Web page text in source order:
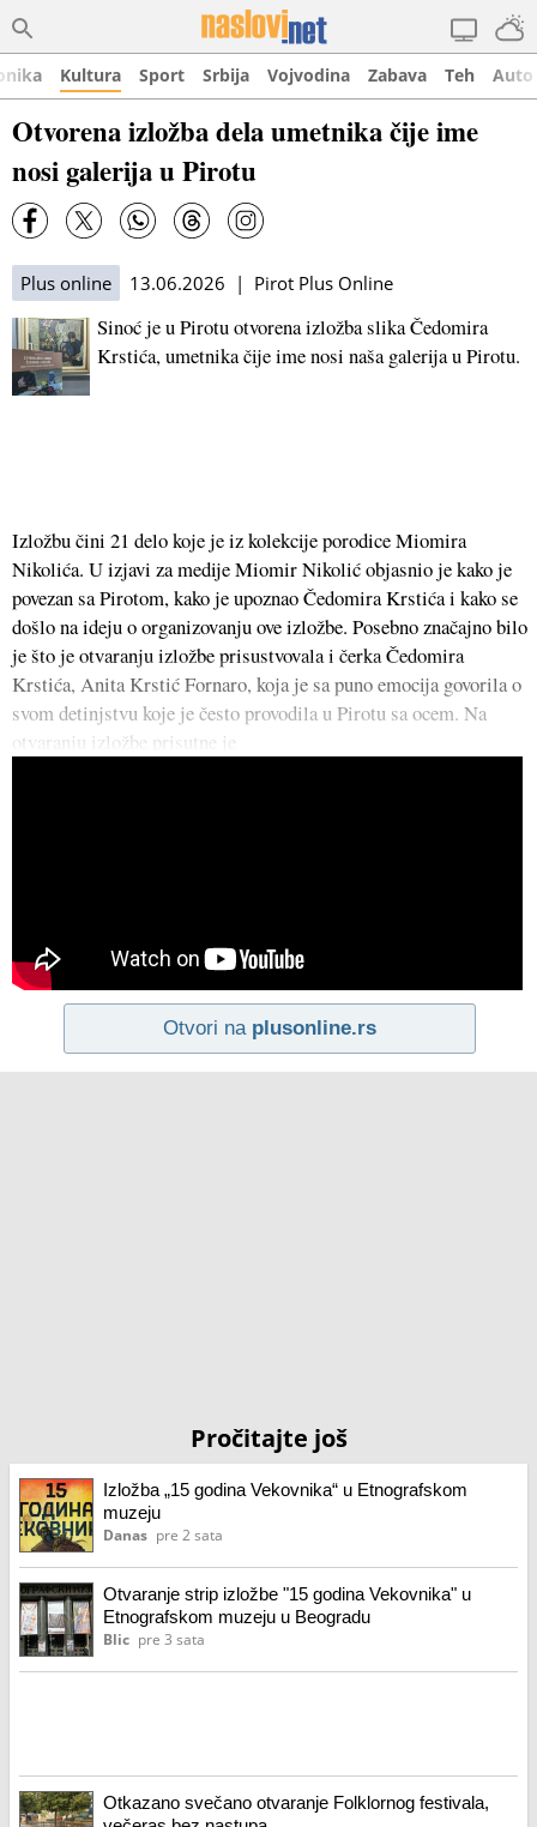
Kultura Sport Srbija Vojvodina Zabava Teh Auto
Otvorena izložba dela umetnika čije ime
nosi galerija u Pirotu
Plus online 13.06.2026 | Pirot Plus Online
Sinoć je u Pirotu otvorena izložba slika Čedomira
Krstića, umetnika čije ime nosi naša galerija u Pirotu.
Izložbu čini 21 delo koje je iz kolekcije porodice Miomira
Nikolića. U izjavi za medije Miomir Nikolić objasnio je kako je
povezan sa Pirotom, kako je upoznao Čedomira Krstića i kako se
došlo na ideju o organizovanju ove izložbe. Posebno značajno bilo
je što je otvaranju izložbe prisustvovala i čerka Čedomira
Krstića, Anita Krstić Fornaro, koja je sa puno emocija govorila o
svom detinjstvu koje je često provodila u Pirotu sa ocem. Na
otvaranju izložbe prisutne je
Otvori na plusonline.rs
Pročitajte još
Izložba „15 godina Vekovnika“ u Etnografskom
muzeju
Danas pre 2 sata
Otvaranje strip izložbe "15 godina Vekovnika" u
Etnografskom muzeju u Beogradu
Blic pre 3 sata
Otkazano svečano otvaranje Folklornog festivala,